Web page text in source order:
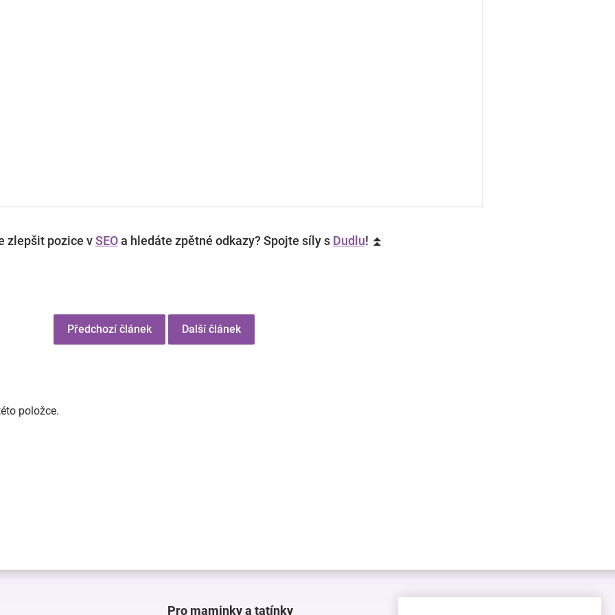
zlepšit pozice vSEOa hledáte zpětné odkazy? Spojte síly s Dudlu! ⏫
Předchozí článek Další článek
položce.
Pro maminky a tatínky